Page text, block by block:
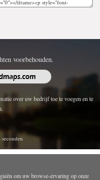
voorbehouden.
over uw bedrijf toe te voegen en te
om uw browse-ervaring op onze